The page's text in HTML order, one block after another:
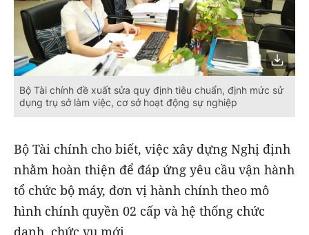
Bộ Tài chính đề xuất sửa quy định tiêu chuẩn, định mức sử
dụng trụ sở làm việc, cơ sở hoạt động sự nghiệp
Bộ Tài chính cho biết, việc xây dựng Nghị định
nhằm hoàn thiện để đáp ứng yêu cầu vận hành
tổ chức bộ máy, đơn vị hành chính theo mô
hình chính quyền 02 cấp và hệ thống chức
danh, chức vụ mới.